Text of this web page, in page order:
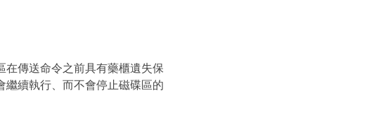
在傳送命令之前具有藥櫃遺失保
續執行、而不會停止磁碟區的